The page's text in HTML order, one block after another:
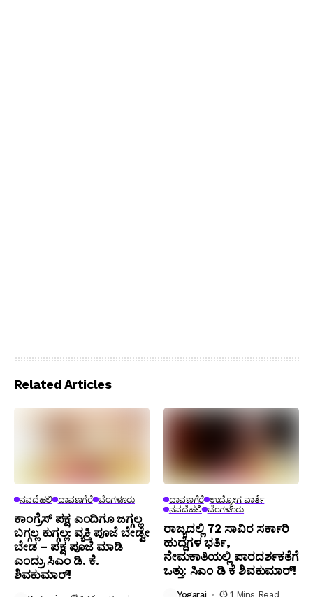
Related Articles
ನವದೆಹಲಿ ದಾವಣಗೆರೆ ಬೆಂಗಳೂರು
ಕಾಂಗ್ರೆಸ್ ಪಕ್ಷ ಎಂದಿಗೂ ಜಗ್ಗಲ್ಲ
ಬಗ್ಗಲ್ಲ ಕುಗ್ಗಲ್ಲ: ವ್ಯಕ್ತಿ ಪೂಜೆ ಬೇಡ್ವೇ
ಬೇಡ – ಪಕ್ಷ ಪೂಜೆ ಮಾಡಿ
ಎಂದ್ರು ಸಿಎಂ ಡಿ. ಕೆ.
ಶಿವಕುಮಾರ್!
ದಾವಣಗೆರೆ ಉದ್ಯೋಗ ವಾರ್ತೆ
ನವದೆಹಲಿ ಬೆಂಗಳೂರು
ರಾಜ್ಯದಲ್ಲಿ 72 ಸಾವಿರ ಸರ್ಕಾರಿ
ಹುದ್ದೆಗಳ ಭರ್ತಿ,
ನೇಮಕಾತಿಯಲ್ಲಿ ಪಾರದರ್ಶಕತೆಗೆ
ಒತ್ತು: ಸಿಎಂ ಡಿ ಕೆ ಶಿವಕುಮಾರ್!
Yogaraj 1 Mins Read